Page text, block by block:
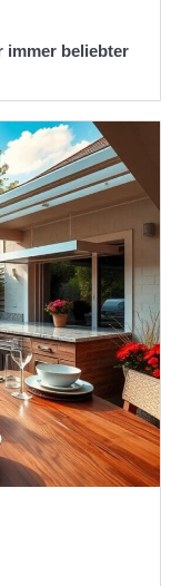
immer beliebter